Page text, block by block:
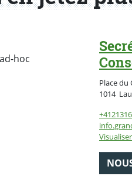
hoc
Place du
1014